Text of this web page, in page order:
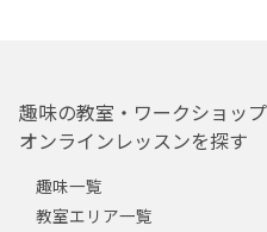
趣味の教室・ワークショップ
オンラインレッスンを探す
趣味一覧
教室エリア一覧